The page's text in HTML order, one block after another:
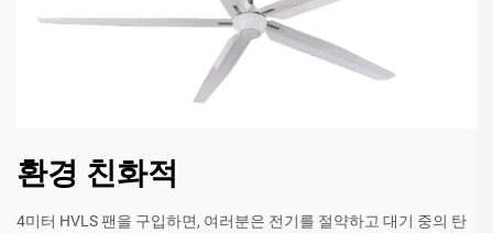
환경 친화적
4미터 HVLS 팬을 구입하면, 여러분은 전기를 절약하고 대기 중의 탄